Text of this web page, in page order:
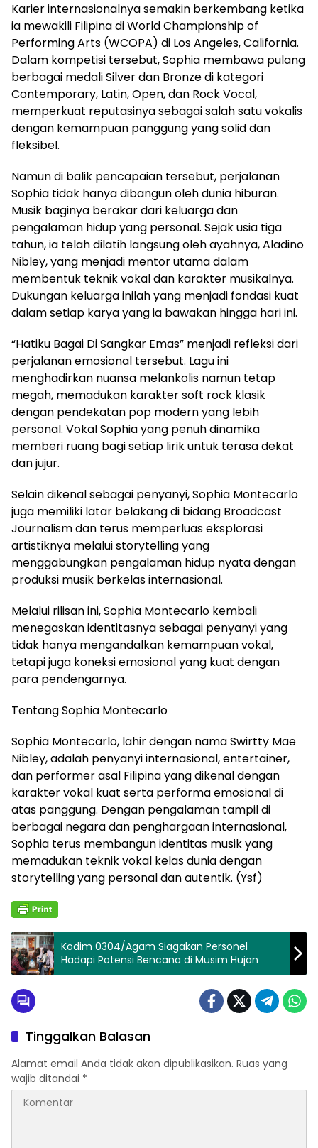
Karier internasionalnya semakin berkembang ketika
ia mewakili Filipina di World Championship of
Performing Arts (WCOPA) di Los Angeles, California.
Dalam kompetisi tersebut, Sophia membawa pulang
berbagai medali Silver dan Bronze di kategori
Contemporary, Latin, Open, dan Rock Vocal,
memperkuat reputasinya sebagai salah satu vokalis
dengan kemampuan panggung yang solid dan
fleksibel.
Namun di balik pencapaian tersebut, perjalanan
Sophia tidak hanya dibangun oleh dunia hiburan.
Musik baginya berakar dari keluarga dan
pengalaman hidup yang personal. Sejak usia tiga
tahun, ia telah dilatih langsung oleh ayahnya, Aladino
Nibley, yang menjadi mentor utama dalam
membentuk teknik vokal dan karakter musikalnya.
Dukungan keluarga inilah yang menjadi fondasi kuat
dalam setiap karya yang ia bawakan hingga hari ini.
“Hatiku Bagai Di Sangkar Emas” menjadi refleksi dari
perjalanan emosional tersebut. Lagu ini
menghadirkan nuansa melankolis namun tetap
megah, memadukan karakter soft rock klasik
dengan pendekatan pop modern yang lebih
personal. Vokal Sophia yang penuh dinamika
memberi ruang bagi setiap lirik untuk terasa dekat
dan jujur.
Selain dikenal sebagai penyanyi, Sophia Montecarlo
juga memiliki latar belakang di bidang Broadcast
Journalism dan terus memperluas eksplorasi
artistiknya melalui storytelling yang
menggabungkan pengalaman hidup nyata dengan
produksi musik berkelas internasional.
Melalui rilisan ini, Sophia Montecarlo kembali
menegaskan identitasnya sebagai penyanyi yang
tidak hanya mengandalkan kemampuan vokal,
tetapi juga koneksi emosional yang kuat dengan
para pendengarnya.
Tentang Sophia Montecarlo
Sophia Montecarlo, lahir dengan nama Swirtty Mae
Nibley, adalah penyanyi internasional, entertainer,
dan performer asal Filipina yang dikenal dengan
karakter vokal kuat serta performa emosional di
atas panggung. Dengan pengalaman tampil di
berbagai negara dan penghargaan internasional,
Sophia terus membangun identitas musik yang
memadukan teknik vokal kelas dunia dengan
storytelling yang personal dan autentik. (Ysf)
Kodim 0304/Agam Siagakan Personel
Hadapi Potensi Bencana di Musim Hujan
Tinggalkan Balasan
Alamat email Anda tidak akan dipublikasikan. Ruas yang
wajib ditandai *